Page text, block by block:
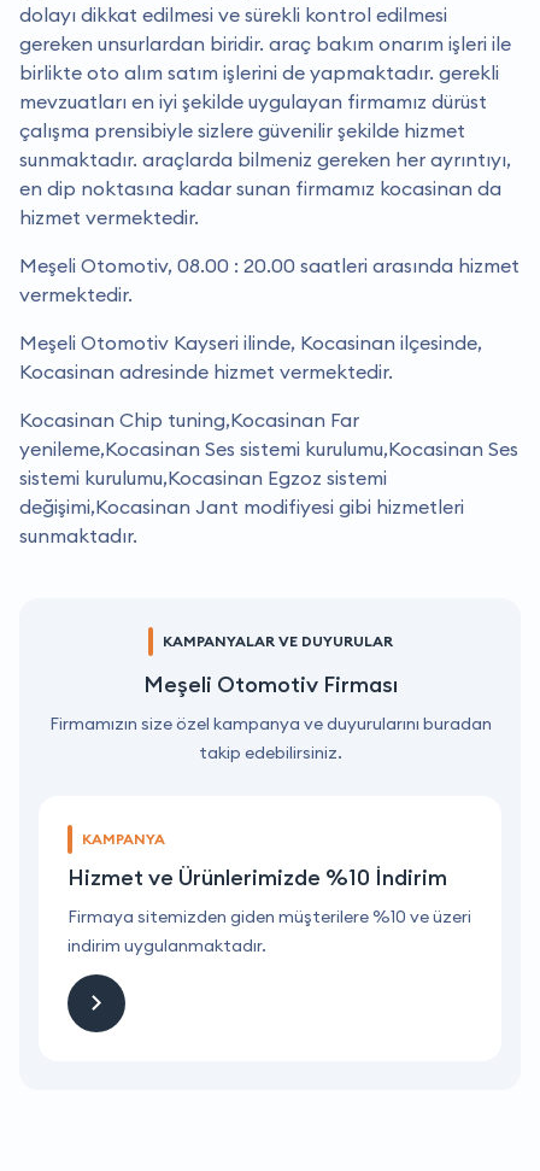
dolayı dikkat edilmesi ve sürekli kontrol edilmesi
gereken unsurlardan biridir. araç bakım onarım işleri ile
birlikte oto alım satım işlerini de yapmaktadır. gerekli
mevzuatları en iyi şekilde uygulayan firmamız dürüst
çalışma prensibiyle sizlere güvenilir şekilde hizmet
sunmaktadır. araçlarda bilmeniz gereken her ayrıntıyı,
en dip noktasına kadar sunan firmamız kocasinan da
hizmet vermektedir.
Meşeli Otomotiv, 08.00 : 20.00 saatleri arasında hizmet
vermektedir.
Meşeli Otomotiv Kayseri ilinde, Kocasinan ilçesinde,
Kocasinan adresinde hizmet vermektedir.
Kocasinan Chip tuning,Kocasinan Far
yenileme,Kocasinan Ses sistemi kurulumu,Kocasinan Ses
sistemi kurulumu,Kocasinan Egzoz sistemi
değişimi,Kocasinan Jant modifiyesi gibi hizmetleri
sunmaktadır.
KAMPANYALAR VE DUYURULAR
Meşeli Otomotiv Firması
Firmamızın size özel kampanya ve duyurularını buradan
takip edebilirsiniz.
KAMPANYA
Hizmet ve Ürünlerimizde %10 İndirim
Firmaya sitemizden giden müşterilere %10 ve üzeri
indirim uygulanmaktadır.